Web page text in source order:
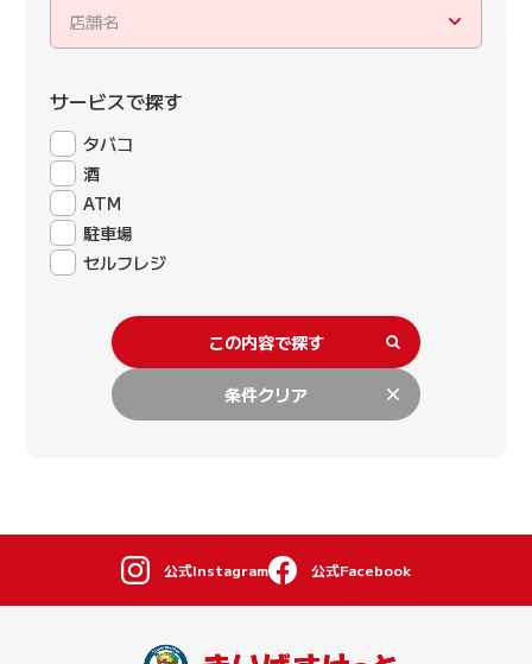
店舗名
サービスで探す
タバコ
酒
ATM
駐車場
セルフレジ
この内容で探す
条件クリア
公式Instagram 公式Facebook